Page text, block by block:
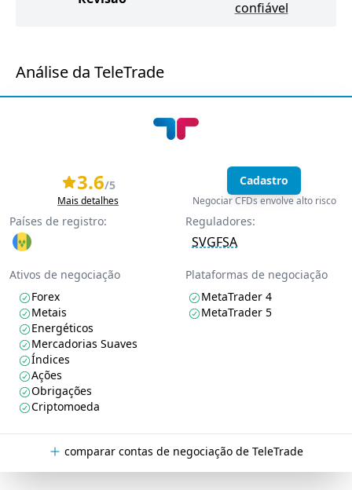
confiável
Análise da TeleTrade
3.6/5
Mais detalhes
Cadastro
Negociar CFDs envolve alto risco
Países de registro: Reguladores:
SVGFSA
Ativos de negociação
Forex
Metais
Energéticos
Mercadorias Suaves
Índices
Ações
Obrigações
Criptomoeda
Plataformas de negociação
MetaTrader 4
MetaTrader 5
comparar contas de negociação de TeleTrade